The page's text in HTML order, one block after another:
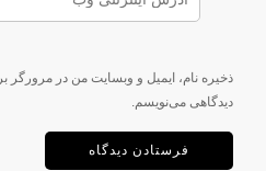
ذخیره نام، ایمیل و وبسایت من در مرورگر
دیدگاهی می‌نویسم.